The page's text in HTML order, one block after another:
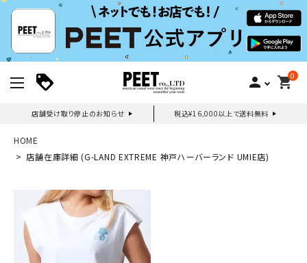
person 0
shopping_cart
店舗受け取り停止のお知らせ 税込¥16,000以上で送料無料
新規会員登録｜ログイン
HOME
店舗在庫詳細 (G-LAND EXTREME 神戸ハーバーランド UMIE店)